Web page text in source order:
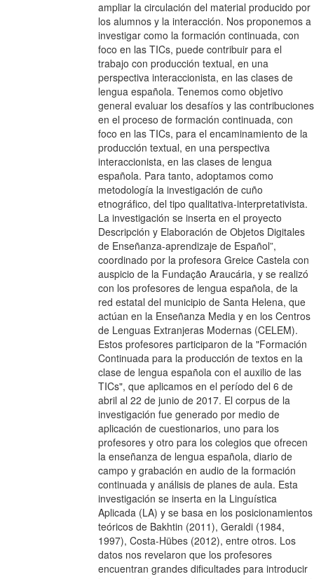
ampliar la circulación del material producido por
los alumnos y la interacción. Nos proponemos a
investigar como la formación continuada, con
foco en las TICs, puede contribuir para el
trabajo con producción textual, en una
perspectiva interaccionista, en las clases de
lengua española. Tenemos como objetivo
general evaluar los desafíos y las contribuciones
en el proceso de formación continuada, con
foco en las TICs, para el encaminamiento de la
producción textual, en una perspectiva
interaccionista, en las clases de lengua
española. Para tanto, adoptamos como
metodología la investigación de cuño
etnográfico, del tipo qualitativa-interpretativista.
La investigación se inserta en el proyecto
Descripción y Elaboración de Objetos Digitales
de Enseñanza-aprendizaje de Español”,
coordinado por la profesora Greice Castela con
auspicio de la Fundação Araucária, y se realizó
con los profesores de lengua española, de la
red estatal del municipio de Santa Helena, que
actúan en la Enseñanza Media y en los Centros
de Lenguas Extranjeras Modernas (CELEM).
Estos profesores participaron de la "Formación
Continuada para la producción de textos en la
clase de lengua española con el auxilio de las
TICs", que aplicamos en el período del 6 de
abril al 22 de junio de 2017. El corpus de la
investigación fue generado por medio de
aplicación de cuestionarios, uno para los
profesores y otro para los colegios que ofrecen
la enseñanza de lengua española, diario de
campo y grabación en audio de la formación
continuada y análisis de planes de aula. Esta
investigación se inserta en la Linguística
Aplicada (LA) y se basa en los posicionamientos
teóricos de Bakhtin (2011), Geraldi (1984,
1997), Costa-Hübes (2012), entre otros. Los
datos nos revelaron que los profesores
encuentran grandes dificultades para introducir